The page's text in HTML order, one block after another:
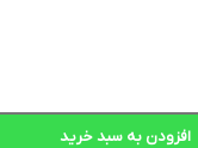
افزودن به سبد خرید